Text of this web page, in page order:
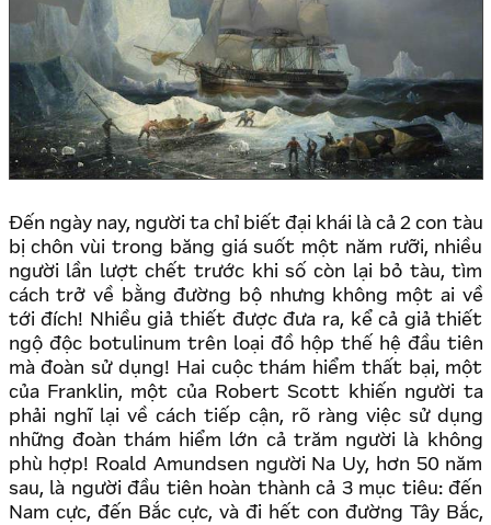
Đến ngày nay, người ta chỉ biết đại khái là cả 2 con tàu
bị chôn vùi trong băng giá suốt một năm rưỡi, nhiều
người lần lượt chết trước khi số còn lại bỏ tàu, tìm
cách trở về bằng đường bộ nhưng không một ai về
tới đích! Nhiều giả thiết được đưa ra, kể cả giả thiết
ngộ độc botulinum trên loại đồ hộp thế hệ đầu tiên
mà đoàn sử dụng! Hai cuộc thám hiểm thất bại, một
của Franklin, một của Robert Scott khiến người ta
phải nghĩ lại về cách tiếp cận, rõ ràng việc sử dụng
những đoàn thám hiểm lớn cả trăm người là không
phù hợp! Roald Amundsen người Na Uy, hơn 50 năm
sau, là người đầu tiên hoàn thành cả 3 mục tiêu: đến
Nam cực, đến Bắc cực, và đi hết con đường Tây Bắc,